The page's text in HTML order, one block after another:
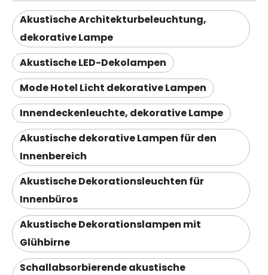
Akustische Architekturbeleuchtung,
dekorative Lampe
Akustische LED-Dekolampen
Mode Hotel Licht dekorative Lampen
Innendeckenleuchte, dekorative Lampe
Akustische dekorative Lampen für den
Innenbereich
Akustische Dekorationsleuchten für
Innenbüros
Akustische Dekorationslampen mit
Glühbirne
Schallabsorbierende akustische